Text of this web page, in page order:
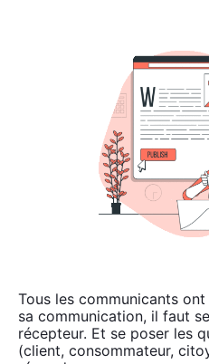
Tous les com­mu­ni­cants
sa com­mu­ni­ca­tion, il faut
récep­teur. Et se poser les
(client, consom­ma­teur,